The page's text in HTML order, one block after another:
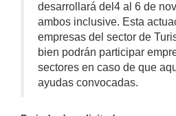
desarrollará del4 al 6 de
ambos inclusive. Esta
empresas del sector de
bien podrán participar
sectores en caso de que
ayudas convocadas.